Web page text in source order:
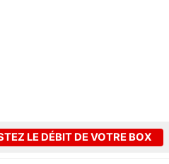
LE DÉBIT DE VOTRE BOX